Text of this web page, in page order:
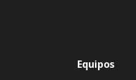
Equipos